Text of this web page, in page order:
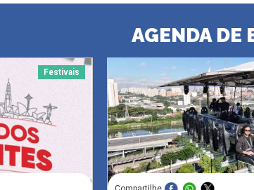
AGENDA DE
Festivais